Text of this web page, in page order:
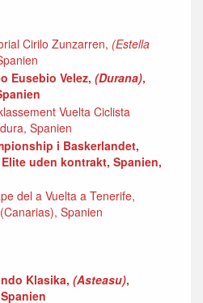
Cirilo Zunzarren, (Estella
Eusebio Velez, (Durana),
Vuelta Ciclista
Spanien
i Baskerlandet,
uden kontrakt, Spanien,
del a Vuelta a Tenerife,
Spanien
Klasika, (Asteasu),